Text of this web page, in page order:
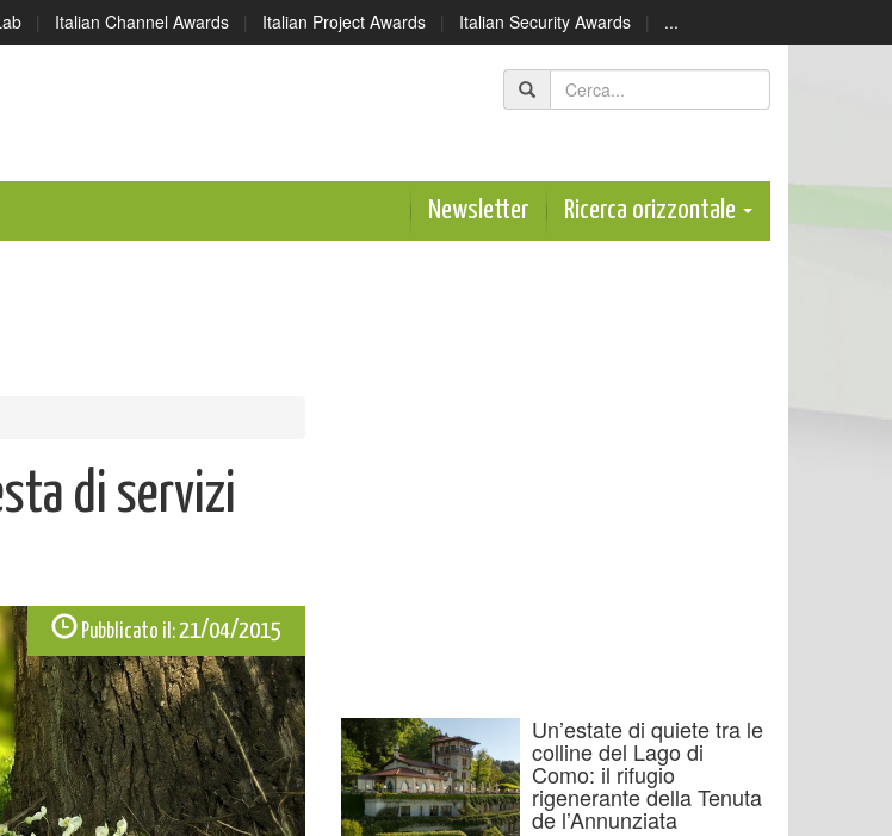
| Italian Channel Awards | Italian Project Awards | Italian Security Awards | ...
Newsletter Ricerca orizzontale
di servizi
Pubblicato il:21/04/2015
Un’estate di quiete tra le
colline del Lago di
Como: il rifugio
rigenerante della Tenuta
de l’Annunziata